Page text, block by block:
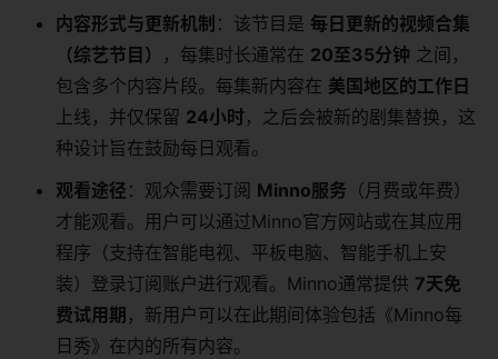
内容形式与更新机制 ：该节目是 每日更新的视频合集
（综艺节目）
，每集时长通常在 20至35分钟 ​ 之间，
包含多个内容片段。每集新内容在 美国地区的工作日
上线，并仅保留 24小时 ，之后会被新的剧集替换，这
种设计旨在鼓励每日观看。
观看途径 ：观众需要订阅 Minno服务 （月费或年费）
才能观看。用户可以通过Minno官方网站或在其应用
程序（支持在智能电视、平板电脑、智能手机上安
装）登录订阅账户进行观看。Minno通常提供 7天免
费试用期 ，新用户可以在此期间体验包括《Minno每
日秀》在内的所有内容。